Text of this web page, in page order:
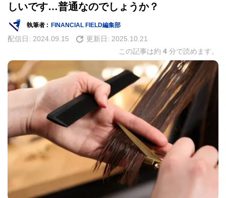
しいです…普通なのでしょうか？
執筆者 : FINANCIAL FIELD編集部
配信日: 2024.09.15 更新日: 2025.10.21
この記事は約 4 分で読めます。